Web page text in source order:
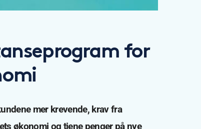
for
mer krevende, krav fra
økonomi og tjene penger på nye